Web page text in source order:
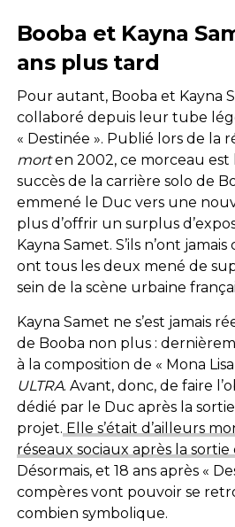
Booba et Kayna
ans plus tard
Pour autant, Booba et Kayna
collaboré depuis leur tube
« Destinée ». Publié lors de la
morten 2002, ce morceau est
succès de la carrière solo de
emmené le Duc vers une
plus d’offrir un surplus
Kayna Samet. S’ils n’ont
ont tous les deux mené de
sein de la scène urbaine
Kayna Samet ne s’est jamais
de Booba non plus :
à la composition de « Mona
ULTRA. Avant, donc, de faire
dédié par le Duc après la
projet. Elle s’était d’ailleurs
réseaux sociaux après la
Désormais, et 18 ans après «
compères vont pouvoir se
combien symbolique.